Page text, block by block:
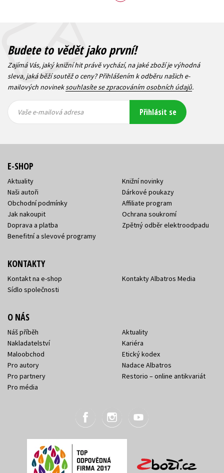
Budete to vědět jako první!
Zajímá Vás, jaký knižní hit právě vychází, na jaké zboží je výhodná
sleva, jaká běží soutěž o ceny? Přihlášením k odběru našich e-
mailových novineksouhlasíte se zpracováním osobních údajů.
mailová
mailová
Vaše e-mailová adresa Přihlásit se
E-SHOP
Aktuality
Naši autoři
Obchodní podmínky
Jak nakoupit
Doprava a platba
Benefitní a slevové programy
Knižní novinky
Dárkové poukazy
Affiliate program
Ochrana soukromí
Zpětný odběr elektroodpadu
KONTAKTY
Kontakt na e-shop
Sídlo společnosti
Kontakty Albatros Media
O NÁS
Náš příběh
Nakladatelství
Maloobchod
Pro autory
Pro partnery
Pro média
Aktuality
Kariéra
Etický kodex
Nadace Albatros
Restorio – online antikvariát